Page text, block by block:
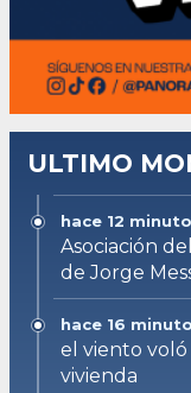
ULTIMO
hace 12
Asociación
de Jorge
hace 16
el viento
vivienda